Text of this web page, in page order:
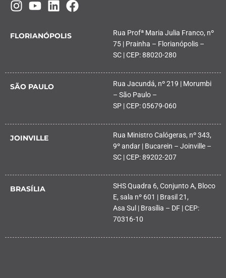
FLORIANÓPOLIS
Rua Profª Maria Julia Franco, nº
75 | Prainha – Florianópolis –
SC | CEP: 88020-280
SÃO PAULO
Rua Jacundá, nº 219 | Morumbi
– São Paulo –
SP | CEP: 05679-060
JOINVILLE
Rua Ministro Calógeras, nº 343,
9º andar | Bucarein – Joinville –
SC | CEP: 89202-207
BRASÍLIA
SHS Quadra 6, Conjunto A, Bloco
E, sala nº 601 | Brasil 21,
Asa Sul | Brasília – DF | CEP:
70316-10